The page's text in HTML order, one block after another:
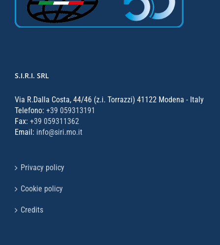
S.I.R.I. SRL
Via R.Dalla Costa, 44/46 (z.i. Torrazzi) 41122 Modena - Italy
Telefono: +39 059313191
Fax: +39 059311362
Email: info@siri.mo.it
Privacy policy
Cookie policy
Credits